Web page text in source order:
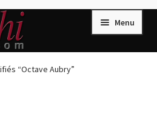
Menu
“Octave Aubry”